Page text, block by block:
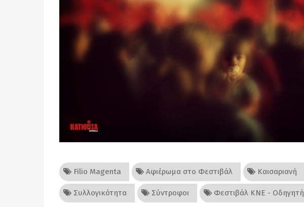
Filio Magenta Αφιέρωμα στο Φεστιβάλ Καισαριανή
Συλλογικότητα Σύντροφοι Φεστιβάλ ΚΝΕ - Οδηγητή